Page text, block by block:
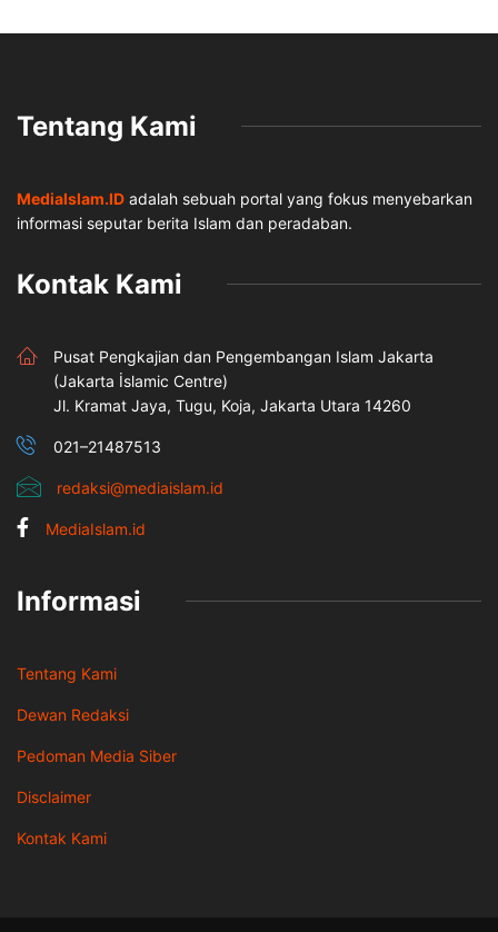
Tentang Kami
MediaIslam.ID adalah sebuah portal yang fokus menyebarkan
informasi seputar berita Islam dan peradaban.
Kontak Kami
Pusat Pengkajian dan Pengembangan Islam Jakarta
(Jakarta İslamic Centre)
Jl. Kramat Jaya, Tugu, Koja, Jakarta Utara 14260
021–21487513
redaksi@mediaislam.id
MediaIslam.id
Informasi
Tentang Kami
Dewan Redaksi
Pedoman Media Siber
Disclaimer
Kontak Kami